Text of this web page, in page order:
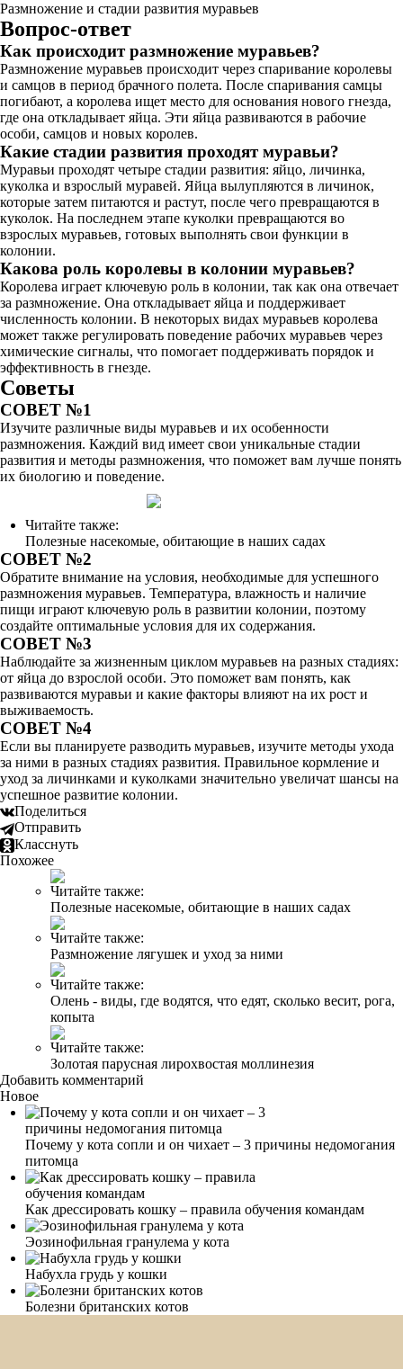
Размножение и стадии развития муравьев
Вопрос-ответ
Как происходит размножение муравьев?
Размножение муравьев происходит через спаривание королевы
и самцов в период брачного полета. После спаривания самцы
погибают, а королева ищет место для основания нового гнезда,
где она откладывает яйца. Эти яйца развиваются в рабочие
особи, самцов и новых королев.
Какие стадии развития проходят муравьи?
Муравьи проходят четыре стадии развития: яйцо, личинка,
куколка и взрослый муравей. Яйца вылупляются в личинок,
которые затем питаются и растут, после чего превращаются в
куколок. На последнем этапе куколки превращаются во
взрослых муравьев, готовых выполнять свои функции в
колонии.
Какова роль королевы в колонии муравьев?
Королева играет ключевую роль в колонии, так как она отвечает
за размножение. Она откладывает яйца и поддерживает
численность колонии. В некоторых видах муравьев королева
может также регулировать поведение рабочих муравьев через
химические сигналы, что помогает поддерживать порядок и
эффективность в гнезде.
Советы
СОВЕТ №1
Изучите различные виды муравьев и их особенности
размножения. Каждий вид имеет свои уникальные стадии
развития и методы размножения, что поможет вам лучше понять
их биологию и поведение.
Читайте также:
Полезные насекомые, обитающие в наших садах
СОВЕТ №2
Обратите внимание на условия, необходимые для успешного
размножения муравьев. Температура, влажность и наличие
пищи играют ключевую роль в развитии колонии, поэтому
создайте оптимальные условия для их содержания.
СОВЕТ №3
Наблюдайте за жизненным циклом муравьев на разных стадиях:
от яйца до взрослой особи. Это поможет вам понять, как
развиваются муравьи и какие факторы влияют на их рост и
выживаемость.
СОВЕТ №4
Если вы планируете разводить муравьев, изучите методы ухода
за ними в разных стадиях развития. Правильное кормление и
уход за личинками и куколками значительно увеличат шансы на
успешное развитие колонии.
Поделиться
Отправить
Класснуть
Похожее
Читайте также:
Полезные насекомые, обитающие в наших садах
Читайте также:
Размножение лягушек и уход за ними
Читайте также:
Олень - виды, где водятся, что едят, сколько весит, рога,
копыта
Читайте также:
Золотая парусная лирохвостая моллинезия
Добавить комментарий
Новое
Почему у кота сопли и он чихает – 3 причины недомогания
питомца
Как дрессировать кошку – правила обучения командам
Эозинофильная гранулема у кота
Набухла грудь у кошки
Болезни британских котов